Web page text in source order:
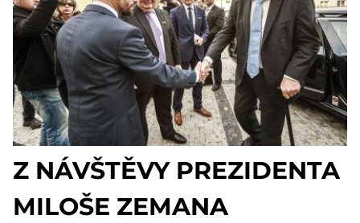
Z NÁVŠTĚVY PREZIDENTA
MILOŠE ZEMANA